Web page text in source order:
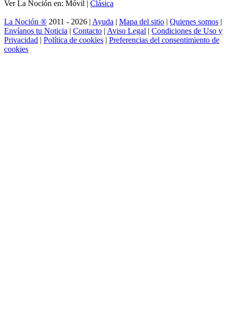
Ver La Noción en: Móvil | Clásica
La Noción ® 2011 - 2026 | Ayuda | Mapa del sitio | Quienes somos |
Envíanos tu Noticia | Contacto | Aviso Legal | Condiciones de Uso y
Privacidad | Política de cookies | Preferencias del consentimiento de
cookies